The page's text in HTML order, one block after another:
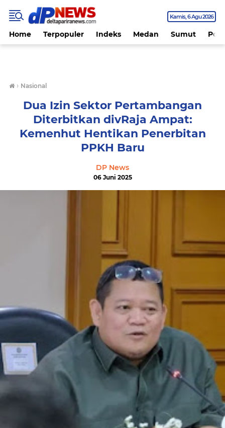
Kamis 6 Agu 2026
Home Terpopuler Indeks Medan Sumut
› Nasional
Dua Izin Sektor Pertambangan
Diterbitkan divRaja Ampat:
Kemenhut Hentikan Penerbitan
PPKH Baru
DP News
06 Juni 2025